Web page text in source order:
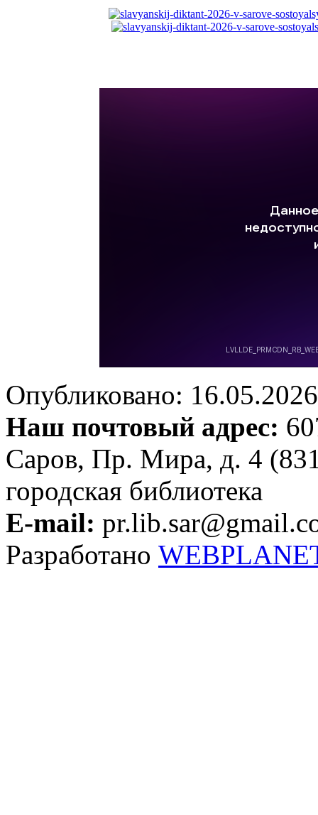
Опубликовано:
Наш почтовый адрес:
Саров, Пр. Мира, д. 4
городская библиотека
E-mail:
Разработано